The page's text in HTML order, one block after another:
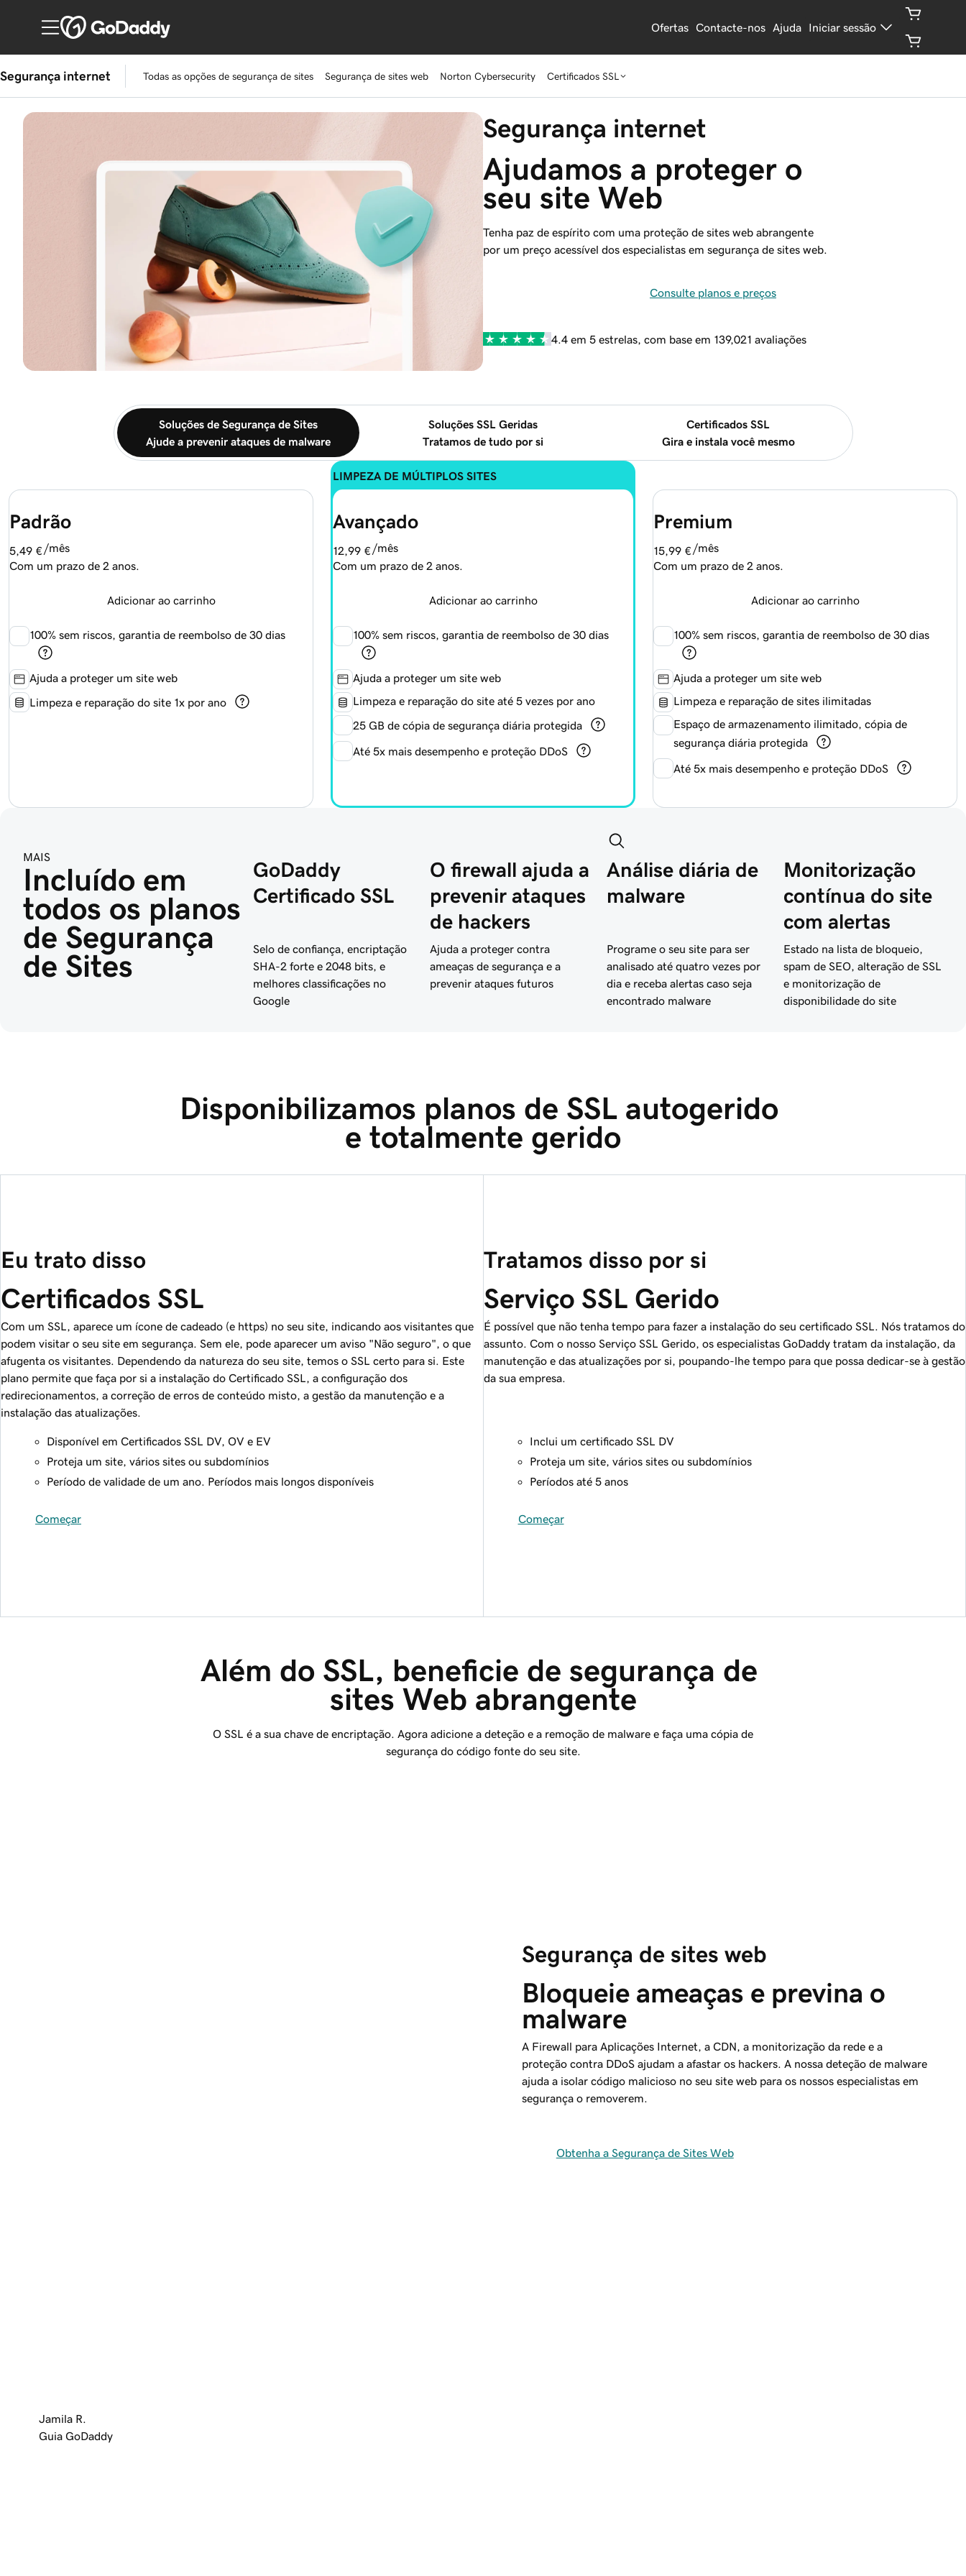
Ofertas Contacte-nos Ajuda Iniciar sessão
Segurança internet Todas as opções de segurança de sites Segurança de sites web Norton Cybersecurity Certificados SSL
Segurança internet
Ajudamos a proteger o
seu site Web
Tenha paz de espírito com uma proteção de sites web abrangente
por um preço acessível dos especialistas em segurança de sites web.
Consulte planos e preços
4.4 em 5 estrelas, com base em 139,021 avaliações
Soluções de Segurança de Sites
Ajude a prevenir ataques de malware
Soluções SSL Geridas
Tratamos de tudo por si
Certificados SSL
Gira e instala você mesmo
Padrão
5,49 € /mês
Com um prazo de 2 anos.
Adicionar ao carrinho
100% sem riscos, garantia de reembolso de 30 dias
Ajuda a proteger um site web
Limpeza e reparação do site 1x por ano
LIMPEZA DE MÚLTIPLOS SITES
Avançado
12,99 € /mês
Com um prazo de 2 anos.
Adicionar ao carrinho
100% sem riscos, garantia de reembolso de 30 dias
Ajuda a proteger um site web
Limpeza e reparação do site até 5 vezes por ano
25 GB de cópia de segurança diária protegida
Até 5x mais desempenho e proteção DDoS
Premium
15,99 € /mês
Com um prazo de 2 anos.
Adicionar ao carrinho
100% sem riscos, garantia de reembolso de 30 dias
Ajuda a proteger um site web
Limpeza e reparação de sites ilimitadas
Espaço de armazenamento ilimitado, cópia de
segurança diária protegida
Até 5x mais desempenho e proteção DDoS
MAIS
Incluído em
todos os planos
de Segurança
de Sites
GoDaddy
Certificado SSL
Selo de confiança, encriptação
SHA-2 forte e 2048 bits, e
melhores classificações no
Google
O firewall ajuda a
prevenir ataques
de hackers
Ajuda a proteger contra
ameaças de segurança e a
prevenir ataques futuros
Análise diária de
malware
Programe o seu site para ser
analisado até quatro vezes por
dia e receba alertas caso seja
encontrado malware
Monitorização
contínua do site
com alertas
Estado na lista de bloqueio,
spam de SEO, alteração de SSL
e monitorização de
disponibilidade do site
Disponibilizamos planos de SSL autogerido
e totalmente gerido
Eu trato disso
Certificados SSL
Com um SSL, aparece um ícone de cadeado (e https) no seu site, indicando aos visitantes que
podem visitar o seu site em segurança. Sem ele, pode aparecer um aviso "Não seguro", o que
afugenta os visitantes. Dependendo da natureza do seu site, temos o SSL certo para si. Este
plano permite que faça por si a instalação do Certificado SSL, a configuração dos
redirecionamentos, a correção de erros de conteúdo misto, a gestão da manutenção e a
instalação das atualizações.
Disponível em Certificados SSL DV, OV e EV
Proteja um site, vários sites ou subdomínios
Período de validade de um ano. Períodos mais longos disponíveis
Começar
Tratamos disso por si
Serviço SSL Gerido
É possível que não tenha tempo para fazer a instalação do seu certificado SSL. Nós tratamos do
assunto. Com o nosso Serviço SSL Gerido, os especialistas GoDaddy tratam da instalação, da
manutenção e das atualizações por si, poupando-lhe tempo para que possa dedicar-se à gestão
da sua empresa.
Inclui um certificado SSL DV
Proteja um site, vários sites ou subdomínios
Períodos até 5 anos
Começar
Além do SSL, beneficie de segurança de
sites Web abrangente
O SSL é a sua chave de encriptação. Agora adicione a deteção e a remoção de malware e faça uma cópia de
segurança do código fonte do seu site.
Segurança de sites web
Bloqueie ameaças e previna o
malware
A Firewall para Aplicações Internet, a CDN, a monitorização da rede e a
proteção contra DDoS ajudam a afastar os hackers. A nossa deteção de malware
ajuda a isolar código malicioso no seu site web para os nossos especialistas em
segurança o removerem.
Obtenha a Segurança de Sites Web
Jamila R.
Guia GoDaddy